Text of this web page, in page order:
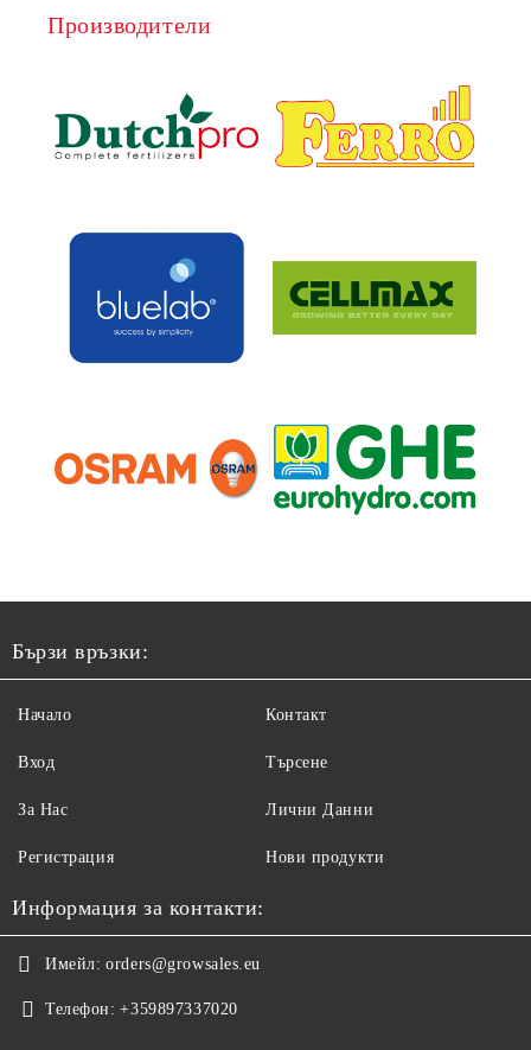
Производители
Бързи връзки:
Начало
Вход
За Нас
Регистрация
Контакт
Търсене
Лични Данни
Нови продукти
Информация за контакти:
Имейл: orders@growsales.eu
Телефон: +359897337020